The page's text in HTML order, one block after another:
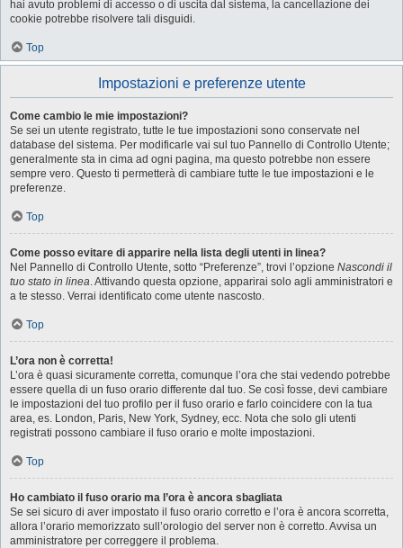
hai avuto problemi di accesso o di uscita dal sistema, la cancellazione dei
cookie potrebbe risolvere tali disguidi.
Top
Impostazioni e preferenze utente
Come cambio le mie impostazioni?
Se sei un utente registrato, tutte le tue impostazioni sono conservate nel
database del sistema. Per modificarle vai sul tuo Pannello di Controllo Utente;
generalmente sta in cima ad ogni pagina, ma questo potrebbe non essere
sempre vero. Questo ti permetterà di cambiare tutte le tue impostazioni e le
preferenze.
Top
Come posso evitare di apparire nella lista degli utenti in linea?
Nel Pannello di Controllo Utente, sotto “Preferenze”, trovi l’opzione Nascondi il
tuo stato in linea. Attivando questa opzione, apparirai solo agli amministratori e
a te stesso. Verrai identificato come utente nascosto.
Top
L’ora non è corretta!
L’ora è quasi sicuramente corretta, comunque l’ora che stai vedendo potrebbe
essere quella di un fuso orario differente dal tuo. Se così fosse, devi cambiare
le impostazioni del tuo profilo per il fuso orario e farlo coincidere con la tua
area, es. London, Paris, New York, Sydney, ecc. Nota che solo gli utenti
registrati possono cambiare il fuso orario e molte impostazioni.
Top
Ho cambiato il fuso orario ma l’ora è ancora sbagliata
Se sei sicuro di aver impostato il fuso orario corretto e l’ora è ancora scorretta,
allora l’orario memorizzato sull’orologio del server non è corretto. Avvisa un
amministratore per correggere il problema.